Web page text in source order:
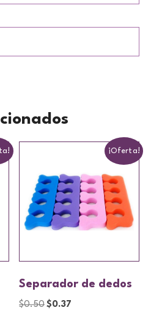
¡Oferta!
Separador de dedos
$0.50 $0.37